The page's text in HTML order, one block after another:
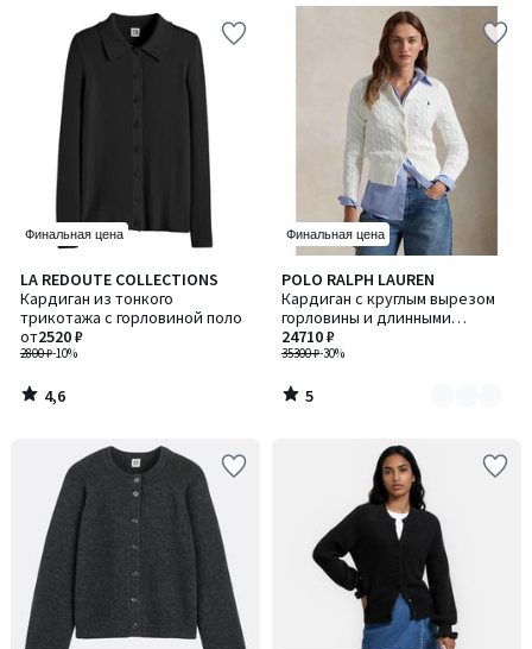
Финальная цена
LA REDOUTE COLLECTIONS
Кардиган из тонкого
трикотажа с горловиной поло
2800 ₽-10%
от2520 ₽
4,6
/ 5
4,6
/
Финальная цена
POLO RALPH LAUREN
Кардиган с круглым вырезом
горловины и длинными
рукавами, выполненный
вязкой «косы»
35300 ₽-30%
24710 ₽
5
/
5
Количество
цветов:
2
5
/